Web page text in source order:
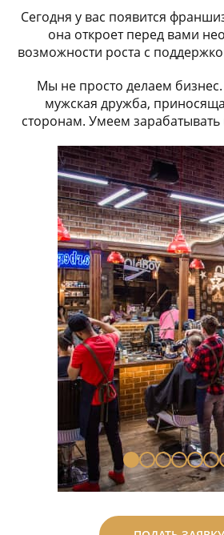
Сегодня у вас появится
она откроет перед вами
возможности роста с
Мы не просто делаем бизнес.
мужская дружба,
сторонам. Умеем зарабатывать